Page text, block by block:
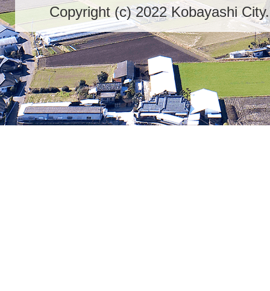
Copyright (c) 2022 Kobayashi